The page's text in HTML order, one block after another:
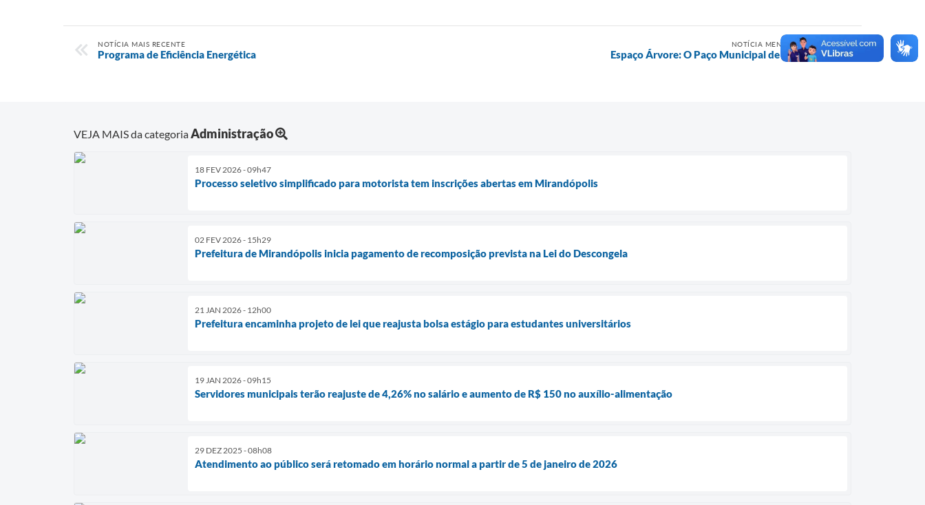
NOTÍCIA MAIS RECENTE
Programa de Eficiência Energética
NOTÍCIA MENOS RECENTE
Espaço Árvore: O Paço Municipal de cara nova
VEJA MAIS da categoriaAdministração
18 FEV 2026 - 09h47
Processo seletivo simplificado para motorista tem inscrições abertas em Mirandópolis
02 FEV 2026 - 15h29
Prefeitura de Mirandópolis inicia pagamento de recomposição prevista na Lei do Descongela
21 JAN 2026 - 12h00
Prefeitura encaminha projeto de lei que reajusta bolsa estágio para estudantes universitários
19 JAN 2026 - 09h15
Servidores municipais terão reajuste de 4,26% no salário e aumento de R$ 150 no auxílio-alimentação
29 DEZ 2025 - 08h08
Atendimento ao público será retomado em horário normal a partir de 5 de janeiro de 2026